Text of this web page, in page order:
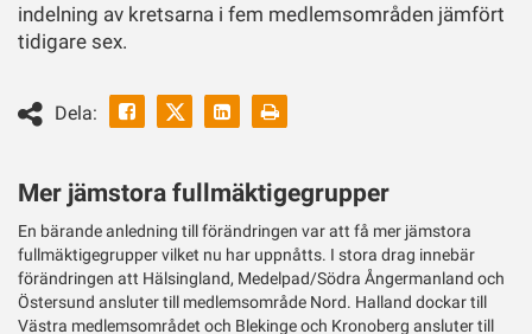
indelning av kretsarna i fem medlemsområden jämfört
tidigare sex.
Dela:
Facebook LinkedinSkriv
Mer jämstora fullmäktigegrupper
En bärande anledning till förändringen var att få mer jämstora
fullmäktigegrupper vilket nu har uppnåtts. I stora drag innebär
förändringen att Hälsingland, Medelpad/Södra Ångermanland och
Östersund ansluter till medlemsområde Nord. Halland dockar till
Västra medlemsområdet och Blekinge och Kronoberg ansluter till